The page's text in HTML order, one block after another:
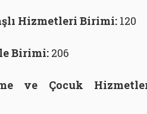
Hizmetleri Birimi: 120
Birimi: 206
ve Çocuk